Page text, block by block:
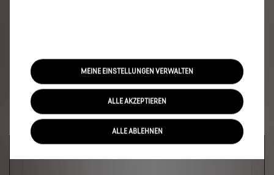
MEINE EINSTELLUNGEN VERWALTEN
ALLE AKZEPTIEREN
ALLE ABLEHNEN